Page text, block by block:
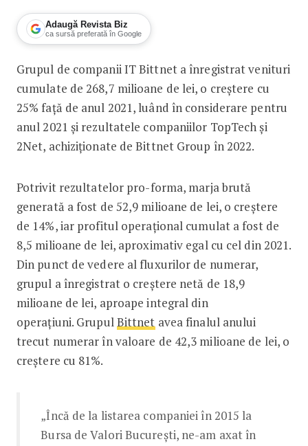
Adaugă Revista Biz
ca sursă preferată în Google
Afaceri cumulate de peste 260 mil.
Grupul de companii IT Bittnet a înregistrat venituri
cumulate de 268,7 milioane de lei, o creștere cu
25% față de anul 2021, luând în considerare pentru
anul 2021 și rezultatele companiilor TopTech și
2Net, achiziționate de Bittnet Group în 2022.
Potrivit rezultatelor pro-forma, marja brută
generată a fost de 52,9 milioane de lei, o creștere
de 14%, iar profitul operațional cumulat a fost de
8,5 milioane de lei, aproximativ egal cu cel din 2021.
Din punct de vedere al fluxurilor de numerar,
grupul a înregistrat o creștere netă de 18,9
milioane de lei, aproape integral din
operațiuni. GrupulBittnet avea finalul anului
trecut numerar în valoare de 42,3 milioane de lei, o
creștere cu 81%.
„Încă de la listarea companiei în 2015 la
Bursa de Valori București, ne-am axat în